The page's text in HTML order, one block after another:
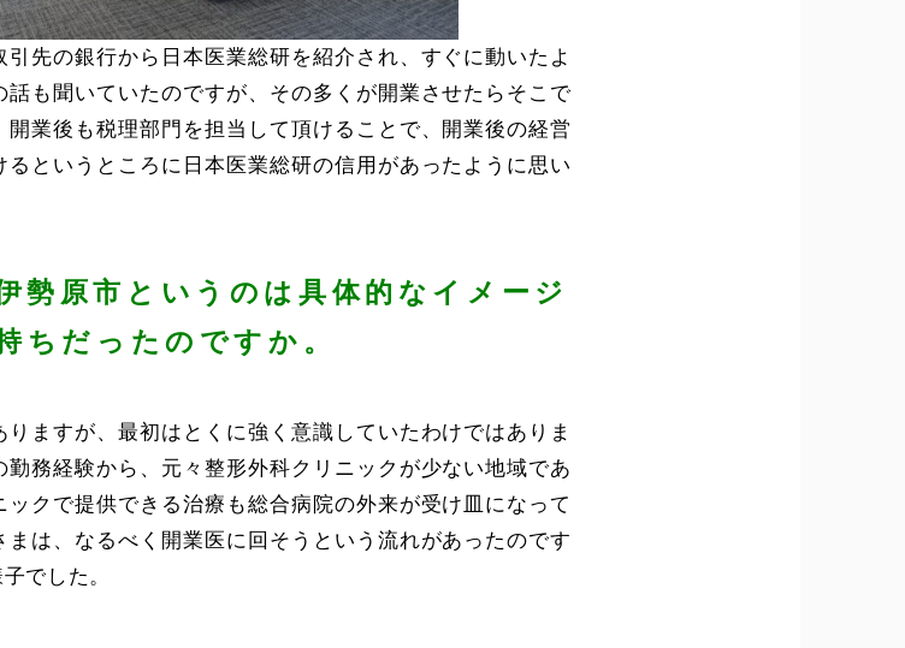
先の銀行から日本医業総研を紹介され、すぐに動いたよ
も聞いていたのですが、その多くが開業させたらそこで
業後も税理部門を担当して頂けることで、開業後の経営
というところに日本医業総研の信用があったように思い
勢原市というのは具体的なイメージ
ちだったのですか。
ますが、最初はとくに強く意識していたわけではありま
務経験から、元々整形外科クリニックが少ない地域であ
クで提供できる治療も総合病院の外来が受け皿になって
は、なるべく開業医に回そうという流れがあったのです
でした。